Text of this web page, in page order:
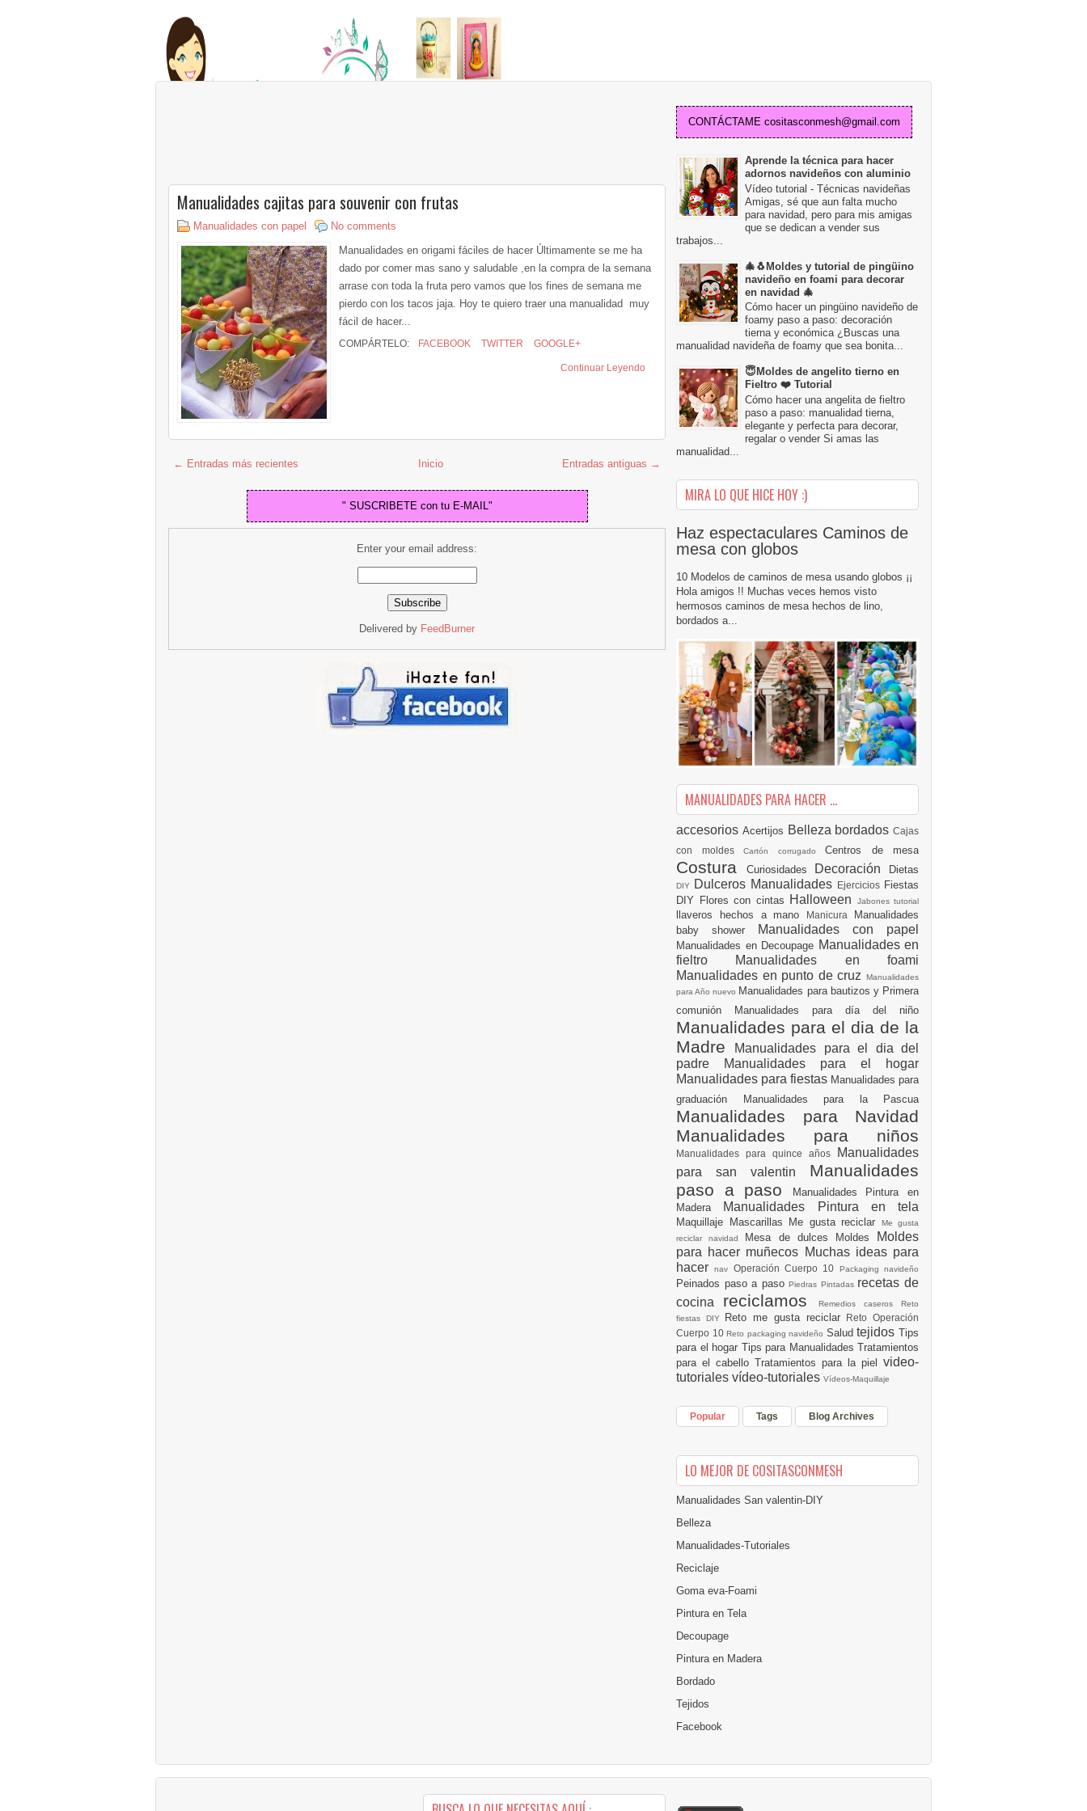
Manualidades cajitas para souvenir con frutas
Manualidades con papel
No comments
Manualidades en origami fáciles de hacer Últimamente se me ha
dado por comer mas sano y saludable ,en la compra de la semana
arrase con toda la fruta pero vamos que los fines de semana me
pierdo con los tacos jaja. Hoy te quiero traer una manualidad muy
fácil de hacer...
COMPÁRTELO: FACEBOOK TWITTER GOOGLE+
Continuar Leyendo
← Entradas más recientes Entradas antiguas →
Inicio
" SUSCRIBETE con tu E-MAIL"
Enter your email address:
Delivered by FeedBurner
CONTÁCTAME cositasconmesh@gmail.com
Aprende la técnica para hacer
adornos navideños con aluminio
Vídeo tutorial - Técnicas navideñas
Amigas, sé que aun falta mucho
para navidad, pero para mis amigas
que se dedican a vender sus
trabajos...
🎄🐧Moldes y tutorial de pingüino
navideño en foami para decorar
en navidad 🎄
Cómo hacer un pingüino navideño de
foamy paso a paso: decoración
tierna y económica ¿Buscas una
manualidad navideña de foamy que sea bonita...
😇Moldes de angelito tierno en
Fieltro ❤️ Tutorial
Cómo hacer una angelita de fieltro
paso a paso: manualidad tierna,
elegante y perfecta para decorar,
regalar o vender Si amas las
manualidad...
MIRA LO QUE HICE HOY :)
Haz espectaculares Caminos de
mesa con globos
10 Modelos de caminos de mesa usando globos ¡¡
Hola amigos !! Muchas veces hemos visto
hermosos caminos de mesa hechos de lino,
bordados a...
MANUALIDADES PARA HACER ...
accesorios Acertijos Belleza bordados Cajas
con moldes Cartón corrugado Centros de mesa
Costura Curiosidades Decoración Dietas
DIY Dulceros Manualidades Ejercicios Fiestas
DIY Flores con cintas Halloween Jabones tutorial
llaveros hechos a mano Manicura Manualidades
baby shower
Manualidades con papel
Manualidades en Decoupage Manualidades en
fieltro Manualidades en foami
Manualidades en punto de cruz
Manualidades
para Año nuevo Manualidades para bautizos y Primera
comunión Manualidades para día del niño
Manualidades para el dia de la
Madre
Manualidades para el dia del
padre
Manualidades para el hogar
Manualidades para fiestas Manualidades para
graduación Manualidades para la Pascua
Manualidades para Navidad
Manualidades para niños
Manualidades para quince años
Manualidades
para san valentin Manualidades
paso a paso
Manualidades Pintura en
Madera
Manualidades Pintura en tela
Maquillaje Mascarillas Me gusta reciclar
Me gusta
reciclar navidad Mesa de dulces Moldes
Moldes
para hacer muñecos Muchas ideas para
hacernav Operación Cuerpo 10 Packaging navideño
Peinados paso a pasoPiedras Pintadas recetas de
cocina reciclamos Remedios caseros Reto
fiestas DIY Reto me gusta reciclar
Reto Operación
Cuerpo 10Reto packaging navideño SaludtejidosTips
para el hogar Tips para Manualidades Tratamientos
para el cabello Tratamientos para la piel video-
tutoriales vídeo-tutoriales Vídeos-Maquillaje
Popular Tags Blog Archives
LO MEJOR DE COSITASCONMESH
Manualidades San valentin-DIY
Belleza
Manualidades-Tutoriales
Reciclaje
Goma eva-Foami
Pintura en Tela
Decoupage
Pintura en Madera
Bordado
Tejidos
Facebook